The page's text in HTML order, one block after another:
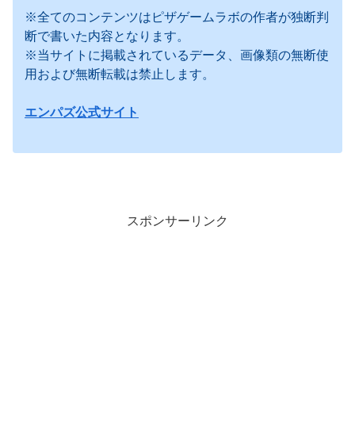
※全てのコンテンツはピザゲームラボの作者が独断判
断で書いた内容となります。
※当サイトに掲載されているデータ、画像類の無断使
用および無断転載は禁止します。
エンパズ公式サイト
スポンサーリンク